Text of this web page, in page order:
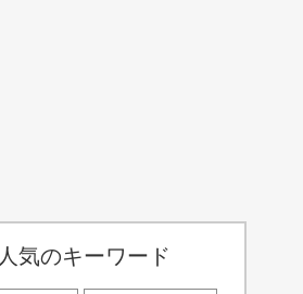
人気のキーワード